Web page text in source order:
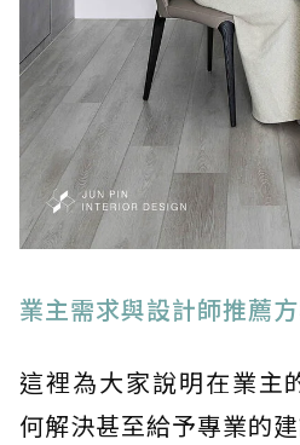
業主需求與設計師推薦
這裡為大家說明在業主
何解決甚至給予專業的建